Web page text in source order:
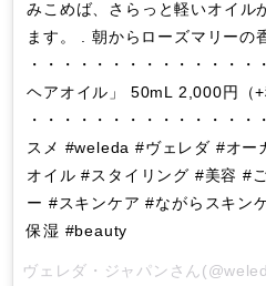
みこめば、さらっと軽いオイル
ます。 . 朝からローズマリーの
・・・・・・・・・・・・・・
ヘアオイル」 50mL 2,000円（+
・・・・・・・・・・・・・
スメ #weleda #ヴェレダ #オー
オイル #スタイリング #美容 #
ー #スキンケア #ながらスキン
保湿 #beauty
ヴェレダ・ジャパン さん